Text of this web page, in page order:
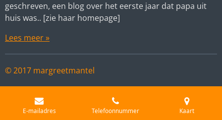
geschreven, een blog over het eerste jaar dat papa uit
huis was.. [zie haar homepage]
Lees meer »
© 2017 margreetmantel
E-mailadres Telefoonnummer Kaart